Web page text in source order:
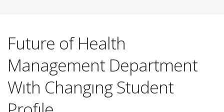
Future of Health
Management Department
Wıth Changıng Student